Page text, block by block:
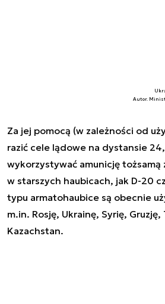
Autor.
Za jej pomocą (w zależności od
razić cele lądowe na dystansie
wykorzystywać amunicję
w starszych haubicach, jak D-20
typu armatohaubice są obecnie
m.in. Rosję, Ukrainę, Syrię,
Kazachstan.